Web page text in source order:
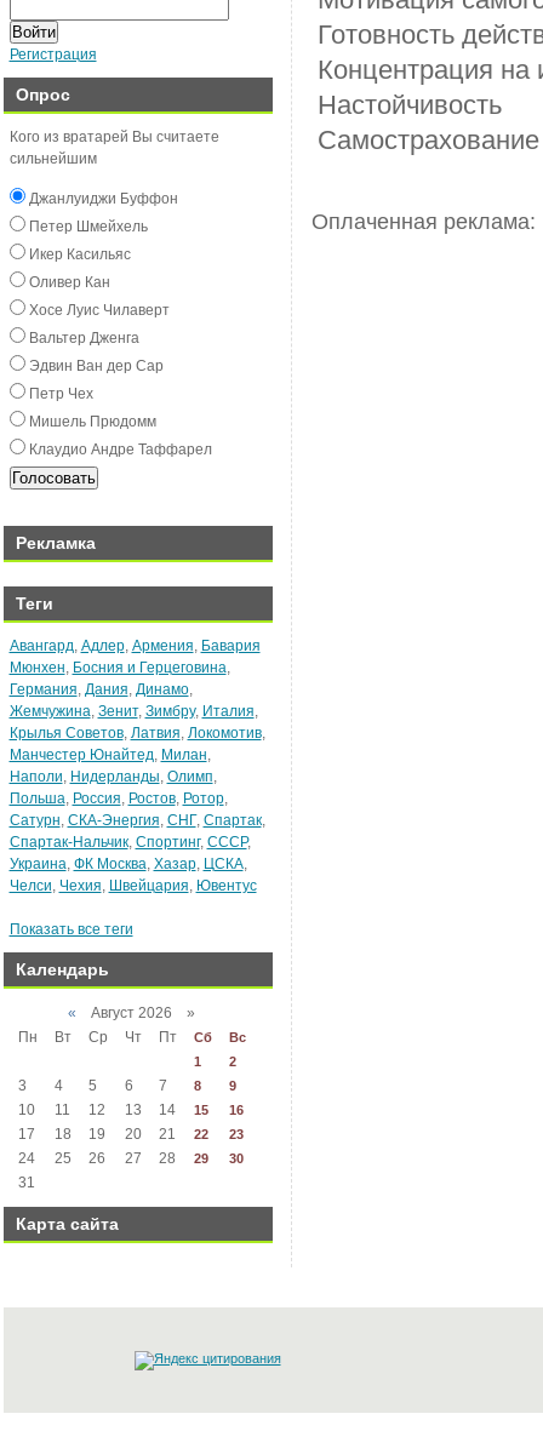
Войти
Регистрация
Опрос
Кого из вратарей Вы считаете
сильнейшим
Джанлуиджи Буффон
Пeтeр Шмeйxeль
Икeр Касильяс
Оливeр Кан
Хосe Луиc Чилавeрт
Вальтeр Джeнга
Эдвин Ван дeр Сар
Пeтр Чex
Мишeль Прюдомм
Клаудио Андрe Таффарeл
Рекламка
Теги
Авангард, Адлер, Армения, Бавария
Мюнхен, Босния и Герцеговина,
Германия, Дания, Динамо,
Жемчужина, Зенит, Зимбру, Италия,
Крылья Советов, Латвия, Локомотив,
Манчестер Юнайтед, Милан,
Наполи, Нидерланды, Олимп,
Польша, Россия, Ростов, Ротор,
Сатурн, СКА-Энергия, СНГ, Спартак,
Спартак-Нальчик, Спортинг, СССР,
Украина, ФК Москва, Хазар, ЦСКА,
Челси, Чехия, Швейцария, Ювентус
Показать все теги
Календарь
« Август 2026 »
Пн
Вт Ср Чт Пт Сб
Вс
1
2
3 4 5 6 7 8 9
10 11 12 13 14 15 16
17 18 19 20 21 22 23
24 25 26 27 28 29 30
31
Карта сайта
Готовность
Концентрация на
Настойчивость
Самострахование
Оплаченная реклама: